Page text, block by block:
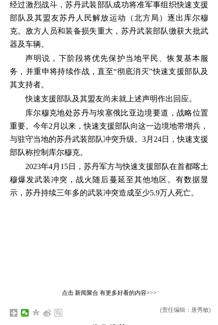
经过激烈战斗，苏丹武装部队成功将准军事组织快速支援
部队及其盟友苏丹人民解放运动（北方局）逐出库尔穆
克。敌方人员和装备损失重大，苏丹武装部队缴获大批武
器及车辆。
声明说，下阶段将优先保护当地平民、恢复基本服
务，并重申将持续作战，直至“彻底消灭”快速支援部队及
其支持者。
快速支援部队及其盟友尚未就上述声明作出回应。
库尔穆克地处苏丹与埃塞俄比亚边境要道，战略位置
重要。今年2月以来，快速支援部队向这一边境地带增兵，
与驻守当地的苏丹武装部队冲突升级。3月24日，快速支援
部队称控制库尔穆克。
2023年4月15日，苏丹军方与快速支援部队在首都喀土
穆爆发武装冲突，战火随后蔓延至其他地区。有数据显
示，苏丹持续三年多的武装冲突造成至少5.9万人死亡。
点击 新闻聚合有更多好看的内容>>>
(责任编辑：唐秀敏)